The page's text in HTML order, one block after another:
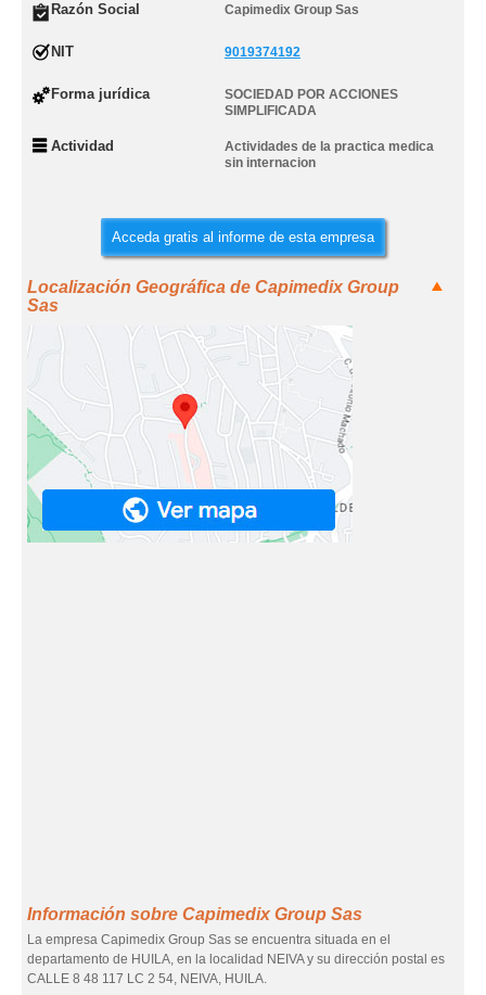
Razón Social Capimedix Group Sas
NIT 9019374192
Forma jurídica
SOCIEDAD POR ACCIONES
SIMPLIFICADA
Actividad
Actividades de la practica medica
sin internacion
Acceda gratis al informe de esta empresa
Localización Geográfica de Capimedix Group
Sas
Información sobre Capimedix Group Sas
La empresa Capimedix Group Sas se encuentra situada en el
departamento de HUILA, en la localidad NEIVA y su dirección postal es
CALLE 8 48 117 LC 2 54, NEIVA, HUILA.